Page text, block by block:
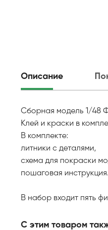
Описание
Сборная модель 1/48
Клей и краски в
В комплекте:
литники с деталями,
схема для покраски
пошаговая инструкция.
В набор входит пять
С этим товаром